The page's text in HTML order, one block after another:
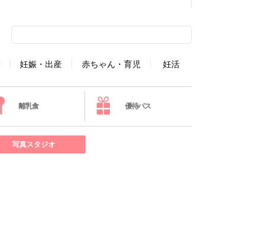
妊娠・出産 赤ちゃん・育児 妊活
離乳食 優待パス
写真スタジオ